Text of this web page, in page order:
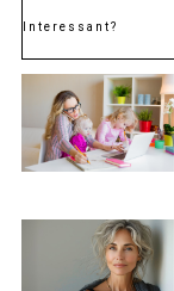
Interessant?